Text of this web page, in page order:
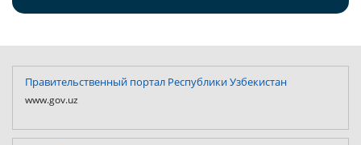
Правительственный портал Республики Узбекистан
www.gov.uz